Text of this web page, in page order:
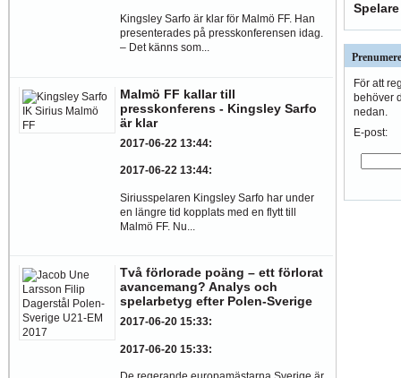
Kingsley Sarfo är klar för Malmö FF. Han
presenterades på presskonferensen idag.
– Det känns som...
Malmö FF kallar till
presskonferens - Kingsley Sarfo
är klar
2017-06-22 13:44:
2017-06-22 13:44:
Siriusspelaren Kingsley Sarfo har under
en längre tid kopplats med en flytt till
Malmö FF. Nu...
Två förlorade poäng – ett förlorat
avancemang? Analys och
spelarbetyg efter Polen-Sverige
2017-06-20 15:33:
2017-06-20 15:33:
För att
behöver
nedan.
E-post: